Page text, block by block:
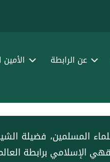
عن الرابطة الأمين
المسلمين، فضيلة
الإسلامي برابطة